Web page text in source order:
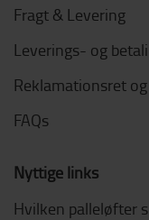
Fragt & Levering
Leverings- og
Reklamationsret
FAQs
Nyttige links
Hvilken palleløfter